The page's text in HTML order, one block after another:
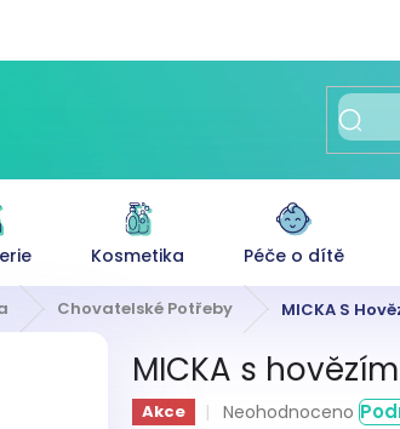
Kosmetika Péče o dítě
Chovatelské Potřeby MICKA S
MICKA s
Akce
Průměrné
Neohodnoceno